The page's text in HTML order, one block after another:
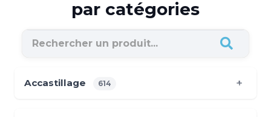
par catégories
Accastillage 614